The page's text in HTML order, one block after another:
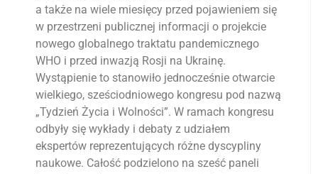
a także na wiele miesięcy przed pojawieniem się
w przestrzeni publicznej informacji o projekcie
nowego globalnego traktatu pandemicznego
WHO i przed inwazją Rosji na Ukrainę.
Wystąpienie to stanowiło jednocześnie otwarcie
wielkiego, sześciodniowego kongresu pod nazwą
„Tydzień Życia i Wolności”. W ramach kongresu
odbyły się wykłady i debaty z udziałem
ekspertów reprezentujących różne dyscypliny
naukowe. Całość podzielono na sześć paneli